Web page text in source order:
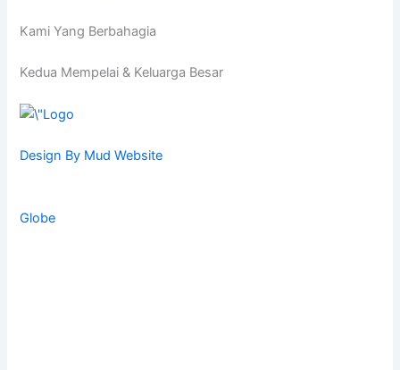
Kami Yang Berbahagia
Kedua Mempelai & Keluarga Besar
Design By Mud Website
Globe